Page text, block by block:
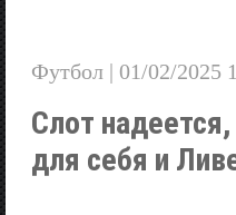
Футбол | 01/02/2025
Слот
для себя и